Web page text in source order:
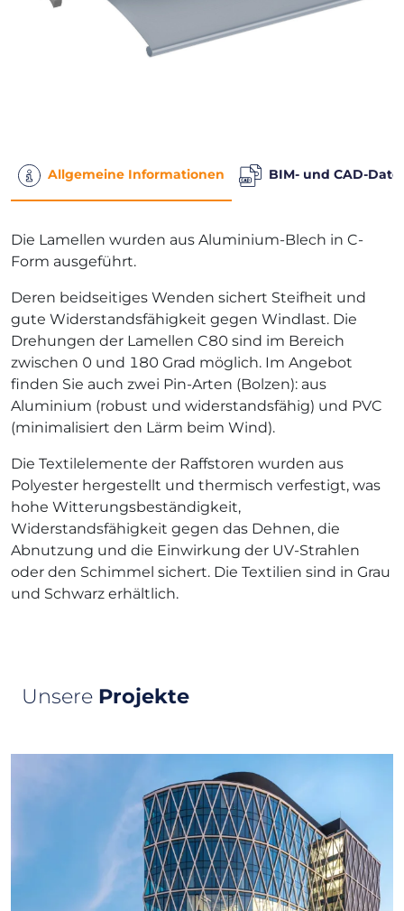
Allgemeine Informationen BIM- und CAD-
Die Lamellen wurden aus Aluminium-Blech in C-
Form ausgeführt.
Deren beidseitiges Wenden sichert Steifheit und
gute Widerstandsfähigkeit gegen Windlast. Die
Drehungen der Lamellen C80 sind im Bereich
zwischen 0 und 180 Grad möglich. Im Angebot
finden Sie auch zwei Pin-Arten (Bolzen): aus
Aluminium (robust und widerstandsfähig) und PVC
(minimalisiert den Lärm beim Wind).
Die Textilelemente der Raffstoren wurden aus
Polyester hergestellt und thermisch verfestigt, was
hohe Witterungsbeständigkeit,
Widerstandsfähigkeit gegen das Dehnen, die
Abnutzung und die Einwirkung der UV-Strahlen
oder den Schimmel sichert. Die Textilien sind in Grau
und Schwarz erhältlich.
Unsere Projekte